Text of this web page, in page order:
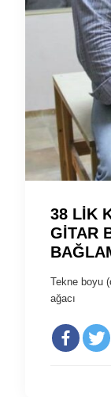
38 LİK
GİTAR
Tekne
ağacı